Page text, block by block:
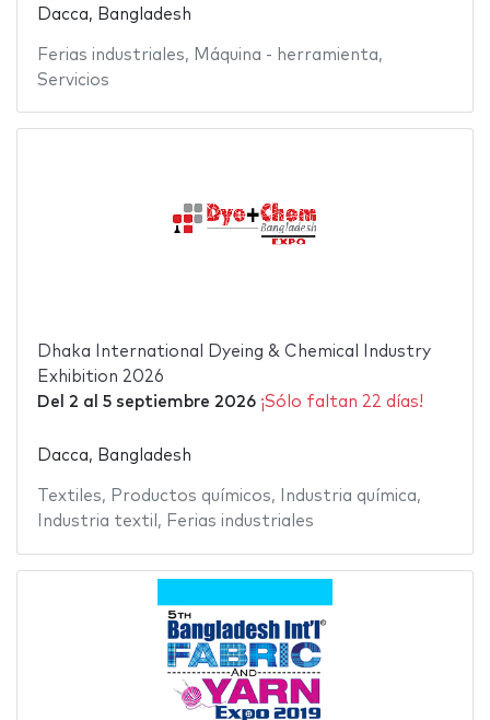
Dacca, Bangladesh
Ferias industriales, Máquina - herramienta,
Servicios
Dhaka International Dyeing & Chemical Industry
Exhibition 2026
Del 2 al 5 septiembre 2026 ¡Sólo faltan 22 días!
Dacca, Bangladesh
Textiles, Productos químicos, Industria química,
Industria textil , Ferias industriales